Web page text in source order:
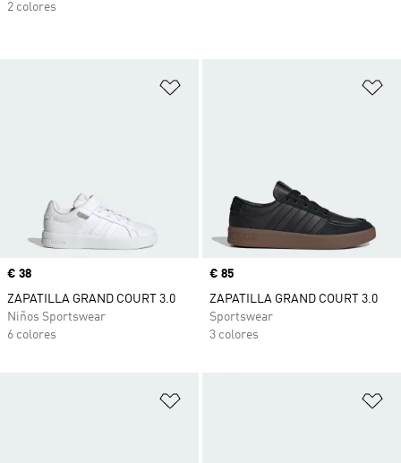
Precio
€ 38
ZAPATILLA GRAND COURT 3.0
Niños Sportswear
6 colores
Precio
€ 85
ZAPATILLA GRAND COURT 3.0
Sportswear
3 colores
2 colores